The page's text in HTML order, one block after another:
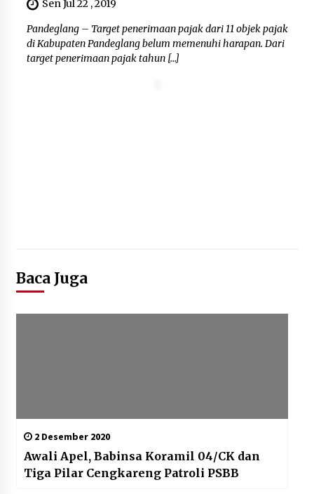
Dikunjungi PWI, Wawan Fauzi: Peran
Media Bisa Berdampak Besar
hingga Fatal
Sen Jul 22 , 2019
Pandeglang – Target penerimaan pajak dari 11 objek pajak
di Kabupaten Pandeglang belum memenuhi harapan. Dari
target penerimaan pajak tahun […]
Baca Juga
2 Desember 2020
Awali Apel, Babinsa Koramil 04/CK dan
Tiga Pilar Cengkareng Patroli PSBB